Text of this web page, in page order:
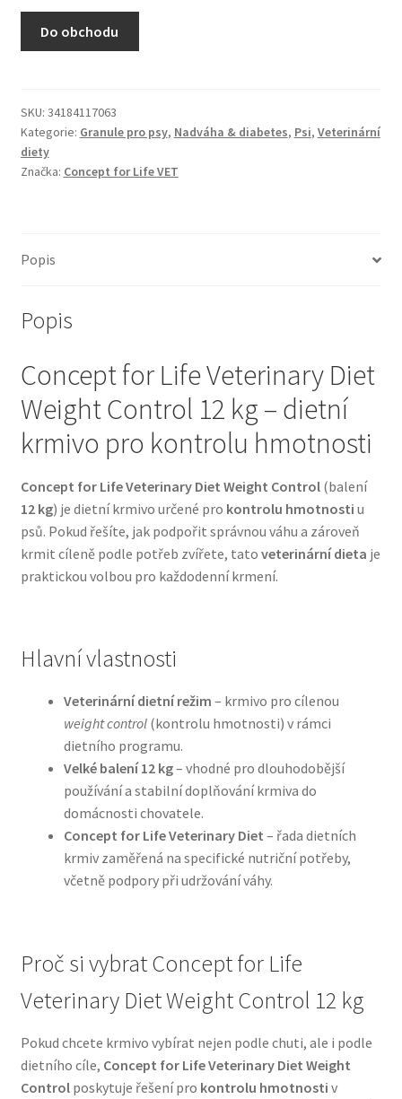
N&D Farmina pro kočky — Italské holistic krmivo
Pamlsky pro kočky
Purizon pro kočky
Škrabadla pro kočky
Boudy a výběhy
Bozita pro psy — Švédské krmivo s nordickou kvalitou
Brit pro psy
Granule pro psy
Natural Trainer pro psy — Italské krmivo s
Happy Dog — Německá kvalita a přirozené složení
Hill’s pro psy
Hračky pro psy
Konzervy a kapsičky pro psy
N&D Farmina pro psy — Italské holistic krmivo
Pelíšky pro psy
Ortopedické pelíšky
Přepravky pro psy
Do obchodu
SKU: 34184117063
Kategorie: Granule pro psy, Nadváha & diabetes, Psi, Veterinární
diety
Značka: Concept for Life VET
Popis
Popis
Concept for Life Veterinary Diet
Weight Control 12 kg – dietní
krmivo pro kontrolu hmotnosti
Concept for Life Veterinary Diet Weight Control(balení
12 kg) je dietní krmivo určené pro kontrolu hmotnosti u
psů. Pokud řešíte, jak podpořit správnou váhu a zároveň
krmit cíleně podle potřeb zvířete, tato veterinární dieta je
praktickou volbou pro každodenní krmení.
Hlavní vlastnosti
Veterinární dietní režim – krmivo pro cílenou
weight control(kontrolu hmotnosti) v rámci
dietního programu.
Velké balení 12 kg– vhodné pro dlouhodobější
používání a stabilní doplňování krmiva do
domácnosti chovatele.
Concept for Life Veterinary Diet – řada dietních
krmiv zaměřená na specifické nutriční potřeby,
včetně podpory při udržování váhy.
Proč si vybrat Concept for Life
Veterinary Diet Weight Control 12 kg
Pokud chcete krmivo vybírat nejen podle chuti, ale i podle
dietního cíle, Concept for Life Veterinary Diet Weight
Controlposkytuje řešení pro kontrolu hmotnosti v